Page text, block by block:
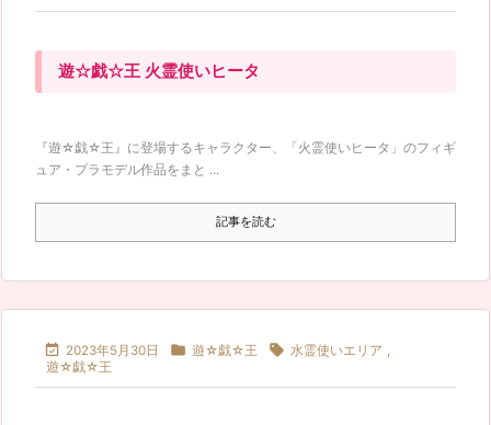
遊☆戯☆王 火霊使いヒータ
『遊☆戯☆王』に登場するキャラクター、「火霊使いヒータ」のフィギ
ュア・プラモデル作品をまと ...
記事を読む
 2023年5月30日  遊☆戯☆王  水霊使いエリア ,
遊☆戯☆王